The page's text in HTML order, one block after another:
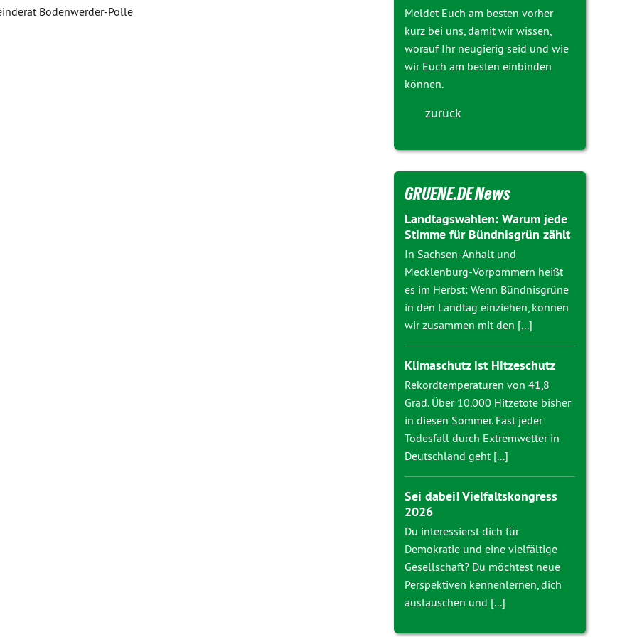
Bodenwerder-Polle
Meldet Euch am besten vorher
kurz bei uns, damit wir wissen,
worauf Ihr neugierig seid und wie
wir Euch am besten einbinden
können.
zurück
GRUENE.DE News
Landtagswahlen: Warum jede
Stimme für Bündnisgrün zählt
In Sachsen-Anhalt und
Mecklenburg-Vorpommern heißt
es im Herbst: Wenn Bündnisgrüne
in den Landtag einziehen, können
wir zusammen mit den [...]
Klimaschutz ist Hitzeschutz
Rekordtemperaturen von 41,8
Grad. Über 10.000 Hitzetote bisher
in diesen Sommer. Fast jeder
Todesfall durch Extremwetter in
Deutschland geht [...]
Sei dabei! Vielfaltskongress
2026
Du interessierst dich für
Demokratie und eine vielfältige
Gesellschaft? Du möchtest neue
Perspektiven kennenlernen, dich
austauschen und [...]